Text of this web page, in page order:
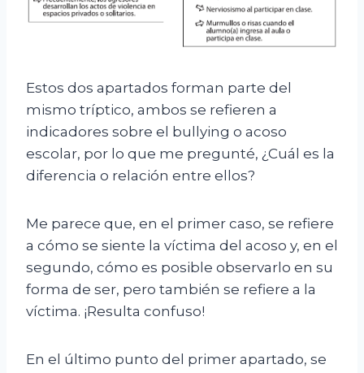
Estos dos apartados forman parte del
mismo tríptico, ambos se refieren a
indicadores sobre el bullying o acoso
escolar, por lo que me pregunté, ¿Cuál es la
diferencia o relación entre ellos?
Me parece que, en el primer caso, se refiere
a cómo se siente la víctima del acoso y, en el
segundo, cómo es posible observarlo en su
forma de ser, pero también se refiere a la
víctima. ¡Resulta confuso!
En el último punto del primer apartado, se